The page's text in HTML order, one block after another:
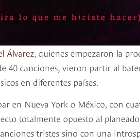
Álvarez, quienes empezaron la
40 canciones, vieron partir al
en diferentes países.
en Nueva York o México, con
totalmente opuesto al
tristes sino con una